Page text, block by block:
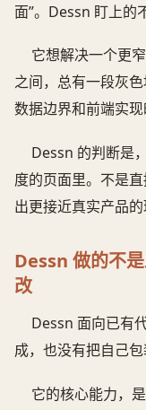
面”。Dessn 盯上的
它想解决一个更
之间，总有一段灰
数据边界和前端实现
Dessn 的判断是
度的页面里。不是
出更接近真实产品的
Dessn 做的不
改
Dessn 面向已有
成，也没有把自己包
它的核心能力，